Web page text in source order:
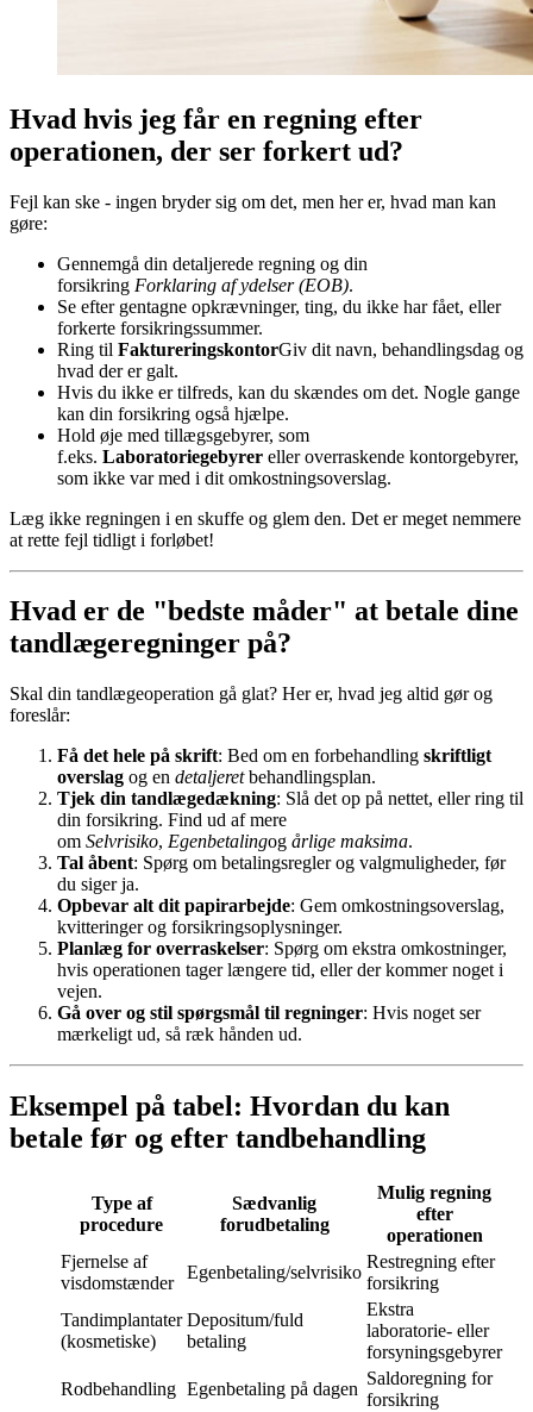
Hvad hvis jeg får en regning efter
operationen, der ser forkert ud?
Fejl kan ske - ingen bryder sig om det, men her er, hvad man kan
gøre:
Gennemgå din detaljerede regning og din
forsikring Forklaring af ydelser (EOB).
Se efter gentagne opkrævninger, ting, du ikke har fået, eller
forkerte forsikringssummer.
Ring til FaktureringskontorGiv dit navn, behandlingsdag og
hvad der er galt.
Hvis du ikke er tilfreds, kan du skændes om det. Nogle gange
kan din forsikring også hjælpe.
Hold øje med tillægsgebyrer, som
f.eks. Laboratoriegebyrer eller overraskende kontorgebyrer,
som ikke var med i dit omkostningsoverslag.
Læg ikke regningen i en skuffe og glem den. Det er meget nemmere
at rette fejl tidligt i forløbet!
Hvad er de "bedste måder" at betale dine
tandlægeregninger på?
Skal din tandlægeoperation gå glat? Her er, hvad jeg altid gør og
foreslår:
Få det hele på skrift: Bed om en forbehandling skriftligt
overslag og en detaljeretbehandlingsplan.
Tjek din tandlægedækning: Slå det op på nettet, eller ring til
din forsikring. Find ud af mere
om Selvrisiko, Egenbetalingog årlige maksima.
Tal åbent: Spørg om betalingsregler og valgmuligheder, før
du siger ja.
Opbevar alt dit papirarbejde: Gem omkostningsoverslag,
kvitteringer og forsikringsoplysninger.
Planlæg for overraskelser: Spørg om ekstra omkostninger,
hvis operationen tager længere tid, eller der kommer noget i
vejen.
Gå over og stil spørgsmål til regninger: Hvis noget ser
mærkeligt ud, så ræk hånden ud.
Eksempel på tabel: Hvordan du kan
betale før og efter tandbehandling
Type af
procedure
Sædvanlig
forudbetaling
Mulig regning
efter
operationen
Fjernelse af
visdomstænder
Egenbetaling/selvrisiko
Restregning efter
forsikring
Tandimplantater
(kosmetiske)
Depositum/fuld
betaling
Ekstra
laboratorie- eller
forsyningsgebyrer
Rodbehandling Egenbetaling på dagen
Saldoregning for
forsikring